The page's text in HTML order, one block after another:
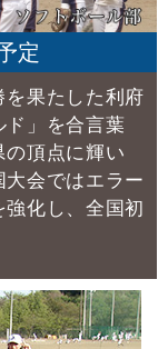
定
果たした利府
ド」を合言葉
の頂点に輝い
会ではエラー
化し、全国初